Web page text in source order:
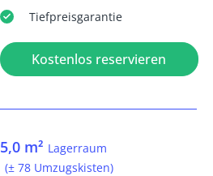
Tiefpreisgarantie
Kostenlos reservieren
5,0 m² Lagerraum
(± 78 Umzugskisten)